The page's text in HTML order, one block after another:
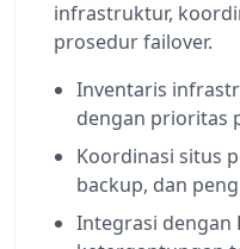
infrastruktur,
prosedur failover.
Inventaris
dengan prioritas
Koordinasi situs
backup, dan
Integrasi dengan